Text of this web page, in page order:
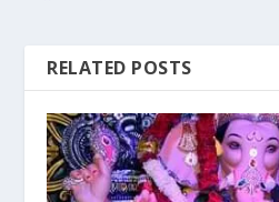
RELATED POSTS